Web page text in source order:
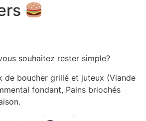
souhaitez rester simple?
de boucher grillé et juteux (Viande
fondant, Pains briochés